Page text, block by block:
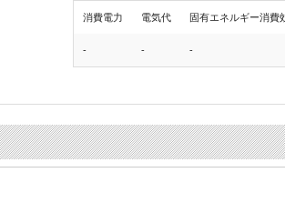
消費電力 電気代 固有エネルギー消費
- - -